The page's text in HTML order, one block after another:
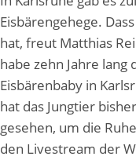
Eisbärengehege.
hat, freut Matthias
habe zehn Jahre
Eisbärenbaby in
hat das Jungtier
gesehen, um die
den Livestream der